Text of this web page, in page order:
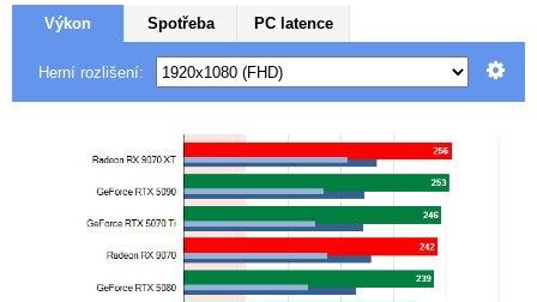
Výkon Spotřeba PC latence
Herní rozlišení: